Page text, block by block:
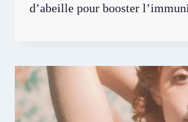
d’abeille pour booster